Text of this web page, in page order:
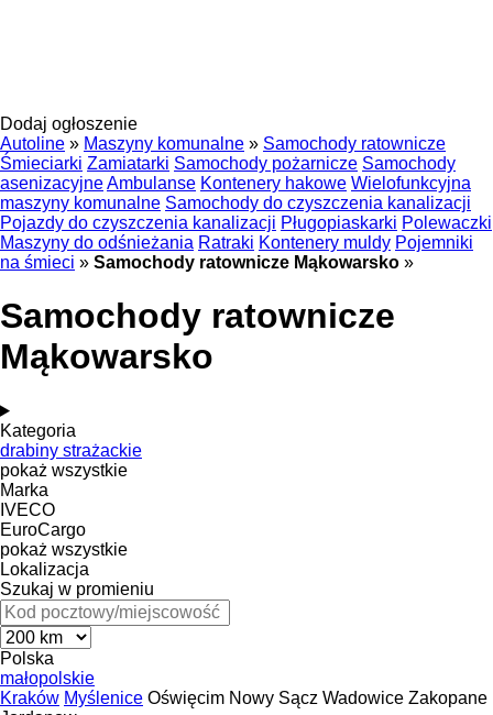
Dodaj ogłoszenie
Autoline » Maszyny komunalne » Samochody ratownicze
Śmieciarki Zamiatarki Samochody pożarnicze Samochody
asenizacyjneAmbulanse Kontenery hakowe Wielofunkcyjna
maszyny komunalne Samochody do czyszczenia kanalizacji
Pojazdy do czyszczenia kanalizacji Pługopiaskarki Polewaczki
Maszyny do odśnieżania Ratraki Kontenery muldy Pojemniki
na śmieci » Samochody ratownicze Mąkowarsko »
Samochody ratownicze
Mąkowarsko
Kategoria
drabiny strażackie
pokaż wszystkie
Marka
IVECO
EuroCargo
pokaż wszystkie
Lokalizacja
Szukaj w promieniu
Polska
małopolskie
Kraków Myślenice Oświęcim Nowy Sącz Wadowice Zakopane